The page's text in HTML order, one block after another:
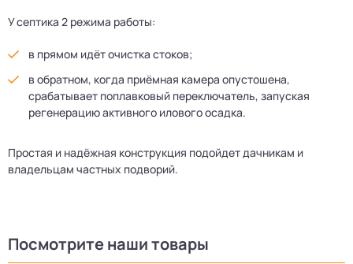
У септика 2 режима работы:
в прямом идёт очистка стоков;
в обратном, когда приёмная камера опустошена,
срабатывает поплавковый переключатель, запуская
регенерацию активного илового осадка.
Простая и надёжная конструкция подойдет дачникам и
владельцам частных подворий.
Посмотрите наши товары